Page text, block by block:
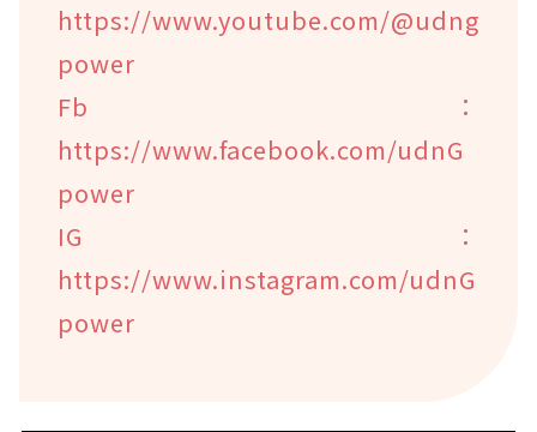
https://www.youtube.com/@udng
power
Fb：
https://www.facebook.com/udnG
power
IG：
https://www.instagram.com/udnG
power